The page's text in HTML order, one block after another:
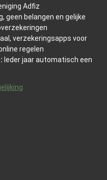
Adfiz
geen belangen en gelijke
verzekeringsapps voor
regelen
: Ieder jaar automatisch een